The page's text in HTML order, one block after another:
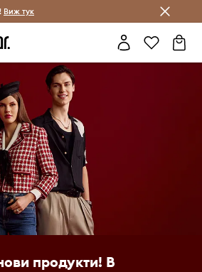
с Answear Club
Виж тук
продукти! В